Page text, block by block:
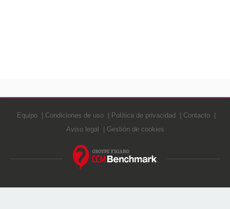
Equipo Condiciones de uso Política de privacidad
Contacto
Aviso legal
Gestión de cookies